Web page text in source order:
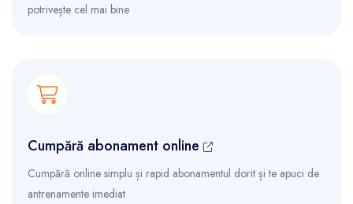
potrivește cel mai bine
Cumpără abonament online
Cumpără online simplu și rapid abonamentul dorit și te apuci de
antrenamente imediat